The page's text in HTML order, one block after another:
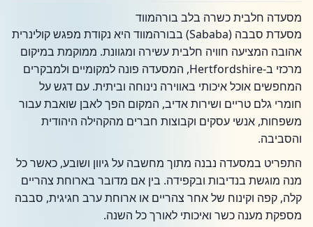
מסעדה חלבית כשרה בלב בורהמווד
מסעדת סבבה (Sababa) בבורהמווד היא נקודת מפגש קולינרית
אהובה המציעה חוויה חלבית עשירה ומגוונת. ממוקמת במיקום
מרכזי ב-Hertfordshire, המסעדה פונה למקומיים ולמבקרים
המחפשים אוכל איכותי באווירה נינוחה וביתית. עם דגש על
חומרי גלם טריים ושירות אדיב, המקום הפך לאבן שואבת עבור
משפחות, אנשי עסקים וקבוצות חברים מהקהילה היהודית
והסביבה.
התפריט במסעדה נבנה מתוך מחשבה על גיוון ושובע, כאשר כל
מנה מוגשת בנדיבות ובקפידה. בין אם מדובר בארוחת צהריים
קלה, קפה וקינוח של אחר צהריים או ארוחת ערב חגיגית, סבבה
מספקת מענה כשר ואיכותי לאורך כל השנה.